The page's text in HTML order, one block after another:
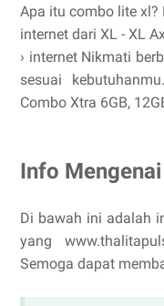
Apa itu combo lite
internet dari XL - XL
› internet Nikmati
sesuai
Combo Xtra 6GB,
Info
Di bawah ini adalah
yang
Semoga dapat